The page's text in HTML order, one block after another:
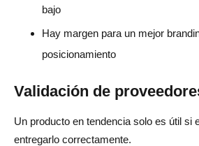
bajo
Hay margen para un mejor
posicionamiento
Validación de
Un producto en tendencia solo es útil si
entregarlo correctamente.